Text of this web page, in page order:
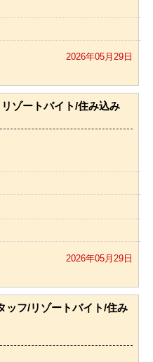
2026年05月29日
ゾートバイト/住み込み
2026年05月29日
ッフ/リゾートバイト/住み